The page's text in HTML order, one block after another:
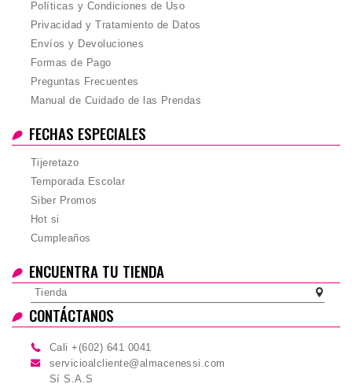
Políticas y Condiciones de Uso
Privacidad y Tratamiento de Datos
Envíos y Devoluciones
Formas de Pago
Preguntas Frecuentes
Manual de Cuidado de las Prendas
FECHAS ESPECIALES
Tijeretazo
Temporada Escolar
Siber Promos
Hot si
Cumpleaños
ENCUENTRA TU TIENDA
Tienda
CONTÁCTANOS
Cali +(602) 641 0041
servicioalcliente@almacenessi.com
Sí S.A.S